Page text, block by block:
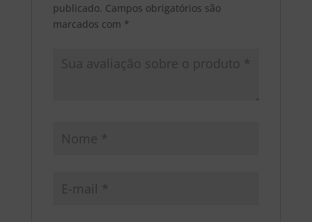
publicado. Campos obrigatórios são
marcados com *